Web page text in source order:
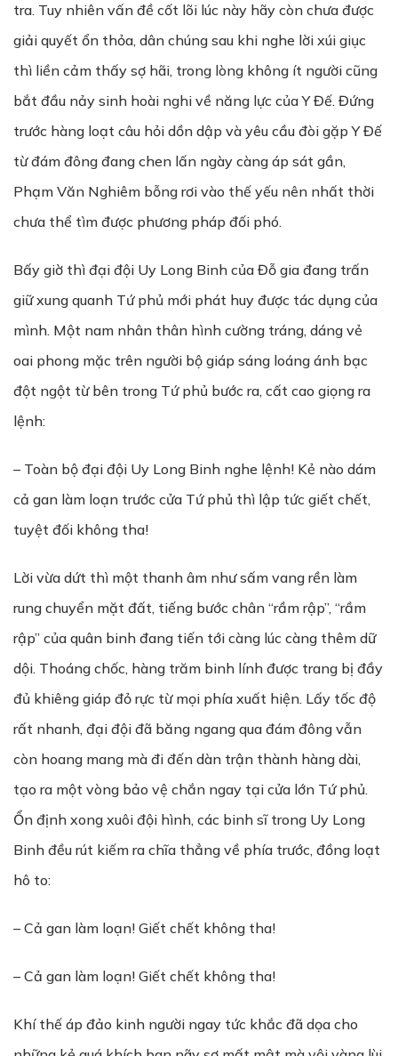
tra. Tuy nhiên vấn đề cốt lõi lúc này hãy còn chưa được
giải quyết ổn thỏa, dân chúng sau khi nghe lời xúi giục
thì liền cảm thấy sợ hãi, trong lòng không ít người cũng
bắt đầu nảy sinh hoài nghi về năng lực của Y Đế. Đứng
trước hàng loạt câu hỏi dồn dập và yêu cầu đòi gặp Y Đế
từ đám đông đang chen lấn ngày càng áp sát gần,
Phạm Văn Nghiêm bỗng rơi vào thế yếu nên nhất thời
chưa thể tìm được phương pháp đối phó.
Bấy giờ thì đại đội Uy Long Binh của Đỗ gia đang trấn
giữ xung quanh Tứ phủ mới phát huy được tác dụng của
mình. Một nam nhân thân hình cường tráng, dáng vẻ
oai phong mặc trên người bộ giáp sáng loáng ánh bạc
đột ngột từ bên trong Tứ phủ bước ra, cất cao giọng ra
lệnh:
– Toàn bộ đại đội Uy Long Binh nghe lệnh! Kẻ nào dám
cả gan làm loạn trước cửa Tứ phủ thì lập tức giết chết,
tuyệt đối không tha!
Lời vừa dứt thì một thanh âm như sấm vang rền làm
rung chuyển mặt đất, tiếng bước chân “rầm rập”, “rầm
rập” của quân binh đang tiến tới càng lúc càng thêm dữ
dội. Thoáng chốc, hàng trăm binh lính được trang bị đầy
đủ khiêng giáp đỏ rực từ mọi phía xuất hiện. Lấy tốc độ
rất nhanh, đại đội đã băng ngang qua đám đông vẫn
còn hoang mang mà đi đến dàn trận thành hàng dài,
tạo ra một vòng bảo vệ chắn ngay tại cửa lớn Tứ phủ.
Ổn định xong xuôi đội hình, các binh sĩ trong Uy Long
Binh đều rút kiếm ra chĩa thẳng về phía trước, đồng loạt
hô to:
– Cả gan làm loạn! Giết chết không tha!
– Cả gan làm loạn! Giết chết không tha!
Khí thế áp đảo kinh người ngay tức khắc đã dọa cho